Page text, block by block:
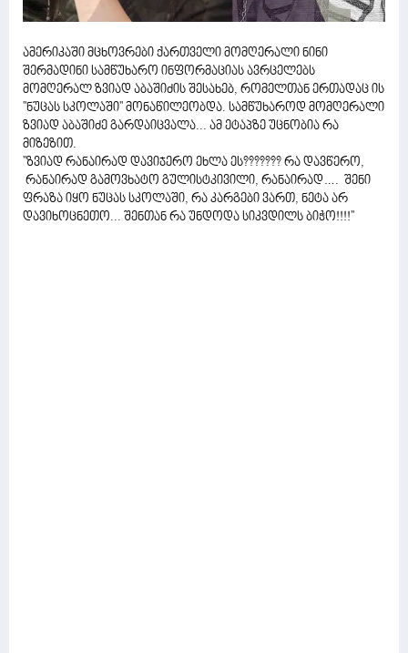
ამერიკაში მცხოვრები ქართველი მომღერალი ნინი
შერმადინი სამწუხარო ინფორმაციას ავრცელებს
მომღერალ ზვიად აბაშიძის შესახებ, რომელთან ერთადაც ის
''ნუცას სკოლაში'' მონაწილეობდა. სამწუხაროდ მომღერალი
ზვიად აბაშიძე გარდაიცვალა... ამ ეტაპზე უცნობია რა
მიზეზით.
''ზვიად რანაირად დავიჯერო ეხლა ეს??????? რა დავწერო,
რანაირად გამოვხატო გულისტკივილი, რანაირად…. შენი
ფრაზა იყო ნუცას სკოლაში, რა კარგები ვართ, ნეტა არ
დავიხოცნეთო... შენთან რა უნდოდა სიკვდილს ბიჭო!!!!''